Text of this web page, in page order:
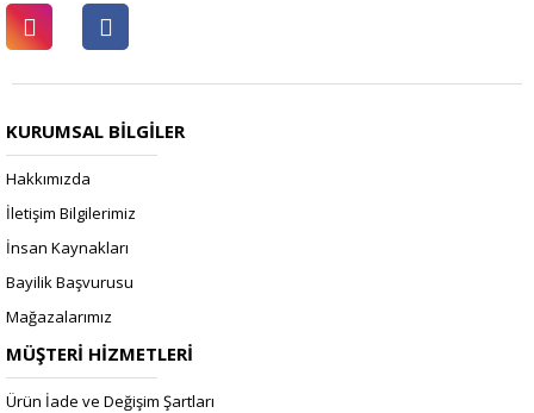
KURUMSAL BİLGİLER
Hakkımızda
İletişim Bilgilerimiz
İnsan Kaynakları
Bayilik Başvurusu
Mağazalarımız
MÜŞTERİ HİZMETLERİ
Ürün İade ve Değişim Şartları